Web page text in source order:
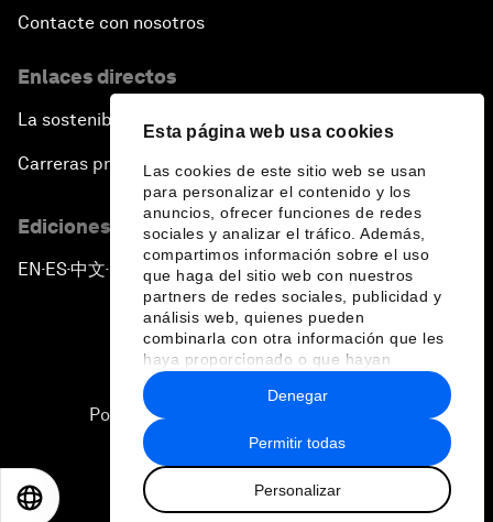
Esta página web usa cookies
Las cookies de este sitio web se usan
para personalizar el contenido y los
anuncios, ofrecer funciones de redes
sociales y analizar el tráfico. Además,
compartimos información sobre el uso
que haga del sitio web con nuestros
partners de redes sociales, publicidad y
análisis web, quienes pueden
combinarla con otra información que les
haya proporcionado o que hayan
recopilado a partir del uso que haya
hecho de sus servicios.
Permitir todas
Personalizar
Denegar
Contacte con nosotros
Enlaces directos
La sostenibilidad en el Foro
Carreras profesionales
Ediciones en otros idiomas
EN ▪ES▪中文▪ 日本語
Política de privacidad y normas de uso
Sitemap
2026 Foro Económico Mundial